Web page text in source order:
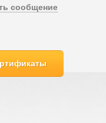
сообщение